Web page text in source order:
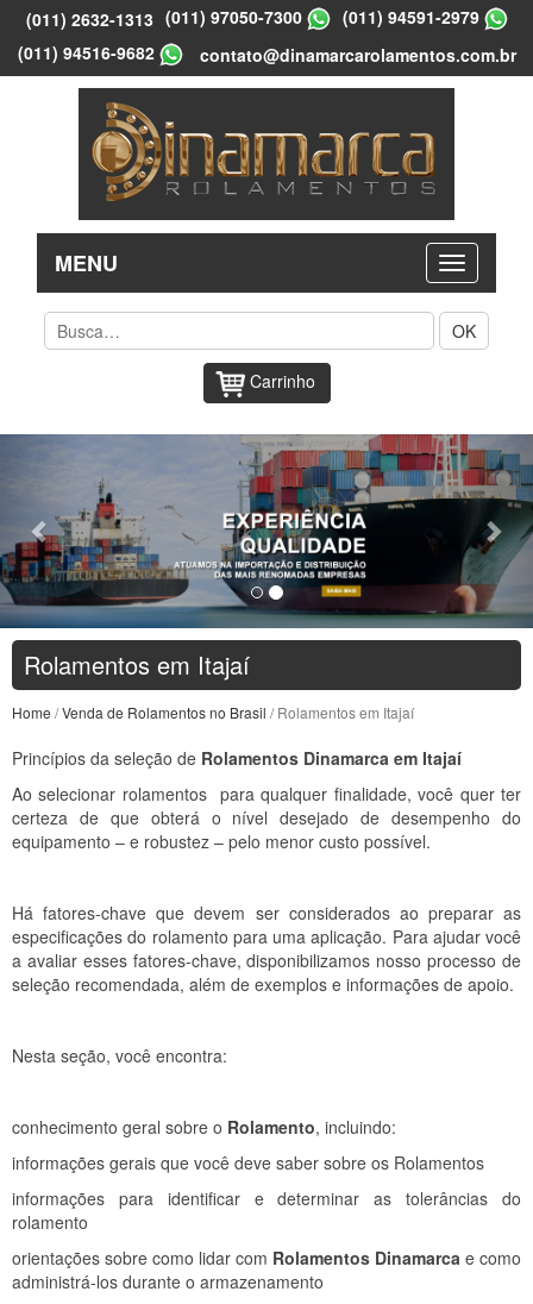
(011) 2632-1313 (011) 97050-7300
(011) 94591-2979
(011) 94516-9682
contato@dinamarcarolamentos.com.br
MENU
OK
Carrinho
Previous
Rolamentos em Itajaí
Home /Venda de Rolamentos no Brasil / Rolamentos em Itajaí
Princípios da seleção de Rolamentos Dinamarca em Itajaí
Ao selecionar rolamentos para qualquer finalidade, você quer ter
certeza de que obterá o nível desejado de desempenho do
equipamento – e robustez – pelo menor custo possível.
Há fatores-chave que devem ser considerados ao preparar as
especificações do rolamento para uma aplicação. Para ajudar você
a avaliar esses fatores-chave, disponibilizamos nosso processo de
seleção recomendada, além de exemplos e informações de apoio.
Nesta seção, você encontra:
conhecimento geral sobre o Rolamento, incluindo:
informações gerais que você deve saber sobre os Rolamentos
informações para identificar e determinar as tolerâncias do
rolamento
orientações sobre como lidar com Rolamentos Dinamarca e como
administrá-los durante o armazenamento